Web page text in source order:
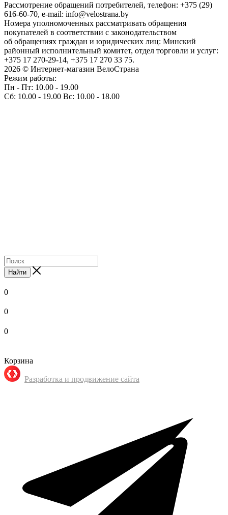
Рассмотрение обращений потребителей, телефон: +375 (29)
616-60-70, e-mail: info@velostrana.by
Номера уполномоченных рассматривать обращения
покупателей в соответствии с законодательством
об обращениях граждан и юридических лиц: Минский
районный исполнительный комитет, отдел торговли и услуг:
+375 17 270-29-14, +375 17 270 33 75.
2026 © Интернет-магазин ВелоСтрана
Режим работы:
Пн - Пт: 10.00 - 19.00
Сб: 10.00 - 19.00 Вс: 10.00 - 18.00
Найти
0
0
0
Корзина
Разработка и продвижение сайта